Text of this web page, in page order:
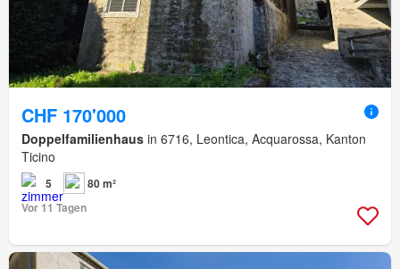
CHF 170'000
Doppelfamilienhaus in 6716, Leontica, Acquarossa, Kanton
Ticino
5
80 m²
Vor 11 Tagen